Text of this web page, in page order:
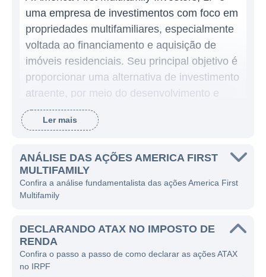
uma empresa de investimentos com foco em
propriedades multifamiliares, especialmente
voltada ao financiamento e aquisição de
imóveis residenciais. Seu principal objetivo é
proporcionar uma alternativa de investimento
atraente, por meio do desenvolvimento e
operação de comunidades habitacionais que
atendam à demanda por habitação acessível
A empresa se destaca na aquisição de
certificações de Mortgage Revenue Bonds
(MRBs), que são títulos emitidos por
compra, construção e reabilitação de
habitação multifaçanhas. Isso permite que a
America First Multifamily Investors ofereça
Ler mais
ANÁLISE DAS AÇÕES AMERICA FIRST
MULTIFAMILY
Confira a análise fundamentalista das ações America First
Multifamily
DECLARANDO ATAX NO IMPOSTO DE
RENDA
Confira o passo a passo de como declarar as ações ATAX
no IRPF